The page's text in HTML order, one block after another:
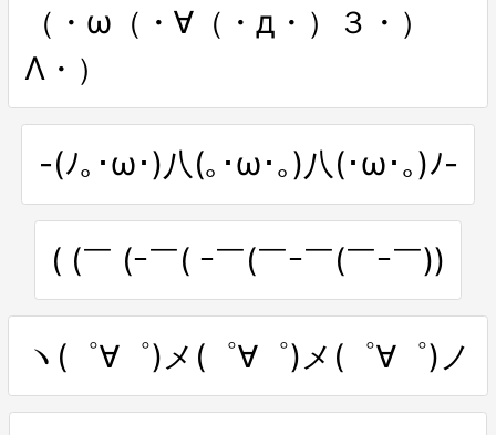
（・ω（・∀（・д・）３・）
Λ・）
-(ﾉ｡･ω･)八(｡･ω･｡)八(･ω･｡)ﾉ-
( (￣ (ｰ￣( ｰ￣(￣ｰ￣(￣ｰ￣))
ヽ(゜∀゜)メ(゜∀゜)メ(゜∀゜)ノ